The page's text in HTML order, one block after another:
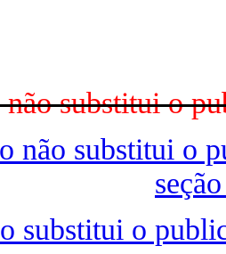
não substitui o
não substitui o
substitui o